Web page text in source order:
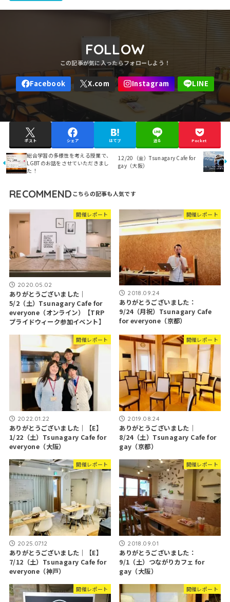
FOLLOW
ポスト シェア はてブ 送る Pocket
総合学習の多様性を考える授業で、
LGBTのお話をさせていただきまし
た！
12/20（金）Tsunagary Cafe for
gay（大阪）
RECOMMEND
開催レポート
2020.05.02
ありがとうございました｜
5/2（土）Tsunagary Cafe for
everyone（オンライン）【TRP
プライドウィーク参加イベント】
開催レポート
2018.09.24
ありがとうございました：
9/24（月祝）Tsunagary Cafe
for everyone（京都）
開催レポート
2022.01.22
ありがとうございました｜【E】
1/22（土）Tsunagary Cafe for
everyone（大阪）
開催レポート
2019.08.24
ありがとうございました｜
8/24（土）Tsunagary Cafe for
gay（京都）
開催レポート
2025.07.12
ありがとうございました｜【E】
7/12（土）Tsunagary Cafe for
everyone（神戸）
開催レポート
2018.09.01
ありがとうございました：
9/1（土）つながりカフェ for
gay（大阪）
開催レポート 開催レポート